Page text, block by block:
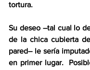
tortura.
Su deseo –tal cual lo
de la chica cubierta
pared– le sería
en primer lugar.